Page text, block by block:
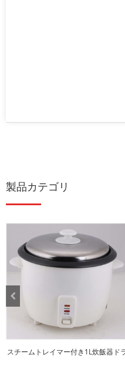
製品カテゴリ
スチームトレイマー付き1L炊飯器ド